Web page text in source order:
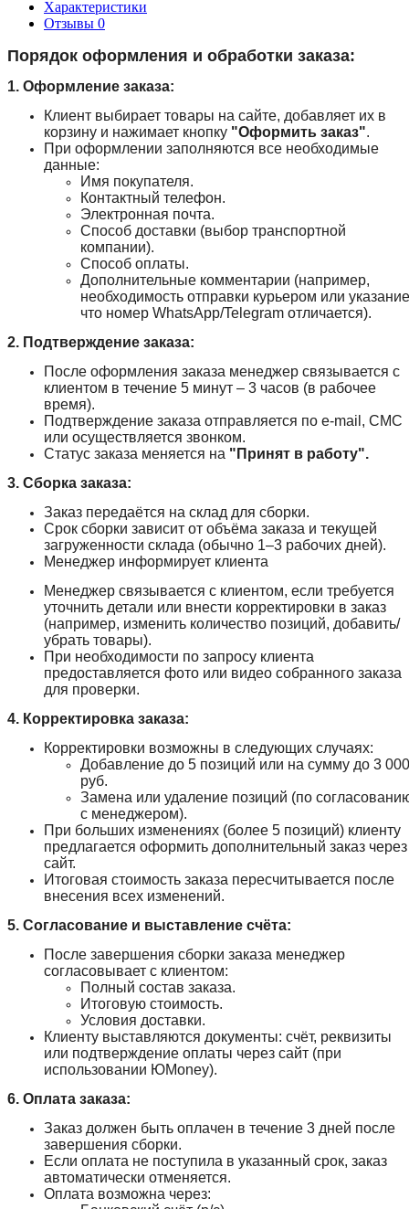
Характеристики
Отзывы 0
Порядок оформления и обработки заказа:
1. Оформление заказа:
Клиент выбирает товары на сайте, добавляет их в
корзину и нажимает кнопку "Оформить заказ".
При оформлении заполняются все необходимые
данные:
Имя покупателя.
Контактный телефон.
Электронная почта.
Способ доставки (выбор транспортной
компании).
Способ оплаты.
Дополнительные комментарии (например,
необходимость отправки курьером или
что номер WhatsApp/Telegram отличается).
2. Подтверждение заказа:
После оформления заказа менеджер связывается с
клиентом в течение 5 минут – 3 часов (в рабочее
время).
Подтверждение заказа отправляется по e-mail, СМС
или осуществляется звонком.
Статус заказа меняется на "Принят в работу".
3. Сборка заказа:
Заказ передаётся на склад для сборки.
Срок сборки зависит от объёма заказа и текущей
загруженности склада (обычно 1–3 рабочих дней).
Менеджер информирует клиента
Менеджер связывается с клиентом, если требуется
уточнить детали или внести корректировки в заказ
(например, изменить количество позиций, добавить/
убрать товары).
При необходимости по запросу клиента
предоставляется фото или видео собранного заказа
для проверки.
4. Корректировка заказа:
Корректировки возможны в следующих случаях:
Добавление до 5 позиций или на сумму до 3 000
руб.
Замена или удаление позиций (по
с менеджером).
При больших изменениях (более 5 позиций) клиенту
предлагается оформить дополнительный заказ через
сайт.
Итоговая стоимость заказа пересчитывается после
внесения всех изменений.
5. Согласование и выставление счёта:
После завершения сборки заказа менеджер
согласовывает с клиентом:
Полный состав заказа.
Итоговую стоимость.
Условия доставки.
Клиенту выставляются документы: счёт, реквизиты
или подтверждение оплаты через сайт (при
использовании ЮMoney).
6. Оплата заказа:
Заказ должен быть оплачен в течение 3 дней после
завершения сборки.
Если оплата не поступила в указанный срок, заказ
автоматически отменяется.
Оплата возможна через: